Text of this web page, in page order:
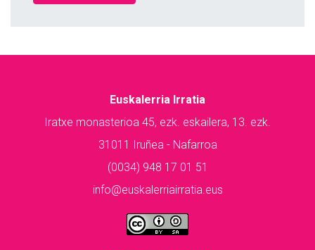
Euskalerria Irratia
Iratxe monasterioa 45, ezk. eskailera, 13. ezk.
31011 Iruñea - Nafarroa
(0034) 948 17 01 51
info@euskalerriairratia.eus